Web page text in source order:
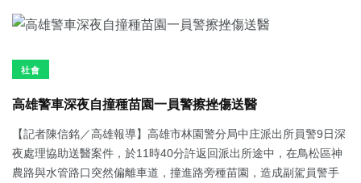
社會
高雄警車深夜自撞種苗園一員警擦挫傷送醫
【記者陳信銘／高雄報導】高雄市林園警分局中庄派出所員警9日深
夜處理協助送醫案件，於11時40分許返回派出所途中，在鳥松區神
農路與水管路口突然偏離車道，撞進路旁種苗園，造成副駕員警手